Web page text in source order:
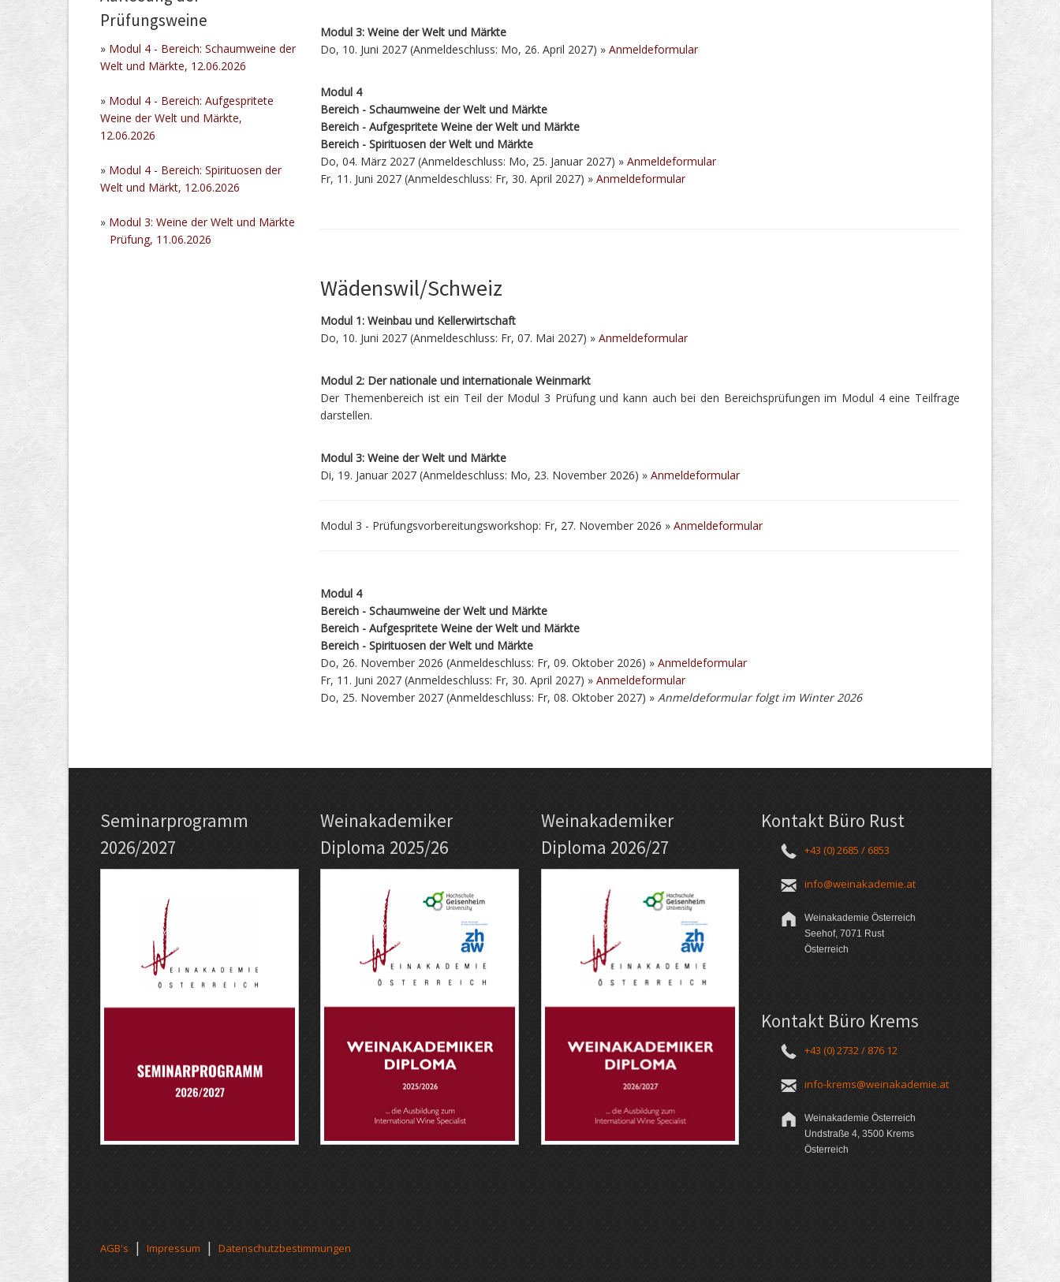
Prüfungsweine
» Modul 4 - Bereich: Schaumweine der
Welt und Märkte, 12.06.2026
» Modul 4 - Bereich: Aufgespritete
Weine der Welt und Märkte,
12.06.2026
» Modul 4 - Bereich: Spirituosen der
Welt und Märkt, 12.06.2026
» Modul 3: Weine der Welt und Märkte
Prüfung, 11.06.2026
Modul 3: Weine der Welt und Märkte
Do, 10. Juni 2027 (Anmeldeschluss: Mo, 26. April 2027) »Anmeldeformular
Modul 4
Bereich - Schaumweine der Welt und Märkte
Bereich - Aufgespritete Weine der Welt und Märkte
Bereich - Spirituosen der Welt und Märkte
Do, 04. März 2027 (Anmeldeschluss: Mo, 25. Januar 2027) »Anmeldeformular
Fr, 11. Juni 2027 (Anmeldeschluss: Fr, 30. April 2027) »Anmeldeformular
Wädenswil/Schweiz
Modul 1: Weinbau und Kellerwirtschaft
Do, 10. Juni 2027 (Anmeldeschluss: Fr, 07. Mai 2027) »Anmeldeformular
Modul 2: Der nationale und internationale Weinmarkt
Der Themenbereich ist ein Teil der Modul 3 Prüfung und kann auch bei den Bereichsprüfungen im Modul 4 eine Teilfrage
darstellen.
Modul 3: Weine der Welt und Märkte
Di, 19. Januar 2027 (Anmeldeschluss: Mo, 23. November 2026) »Anmeldeformular
Modul 3 - Prüfungsvorbereitungsworkshop: Fr, 27. November 2026 »Anmeldeformular
Modul 4
Bereich - Schaumweine der Welt und Märkte
Bereich - Aufgespritete Weine der Welt und Märkte
Bereich - Spirituosen der Welt und Märkte
Do, 26. November 2026 (Anmeldeschluss: Fr, 09. Oktober 2026) »Anmeldeformular
Fr, 11. Juni 2027 (Anmeldeschluss: Fr, 30. April 2027) »Anmeldeformular
Do, 25. November 2027 (Anmeldeschluss: Fr, 08. Oktober 2027) »Anmeldeformular folgt im Winter 2026
Seminarprogramm
2026/2027
Weinakademiker
Diploma 2025/26
Weinakademiker
Diploma 2026/27
Kontakt Büro Rust
+43 (0) 2685 / 6853
info@weinakademie.at
Weinakademie Österreich
Seehof, 7071 Rust
Österreich
Kontakt Büro Krems
+43 (0) 2732 / 876 12
info-krems@weinakademie.at
Weinakademie Österreich
Undstraße 4, 3500 Krems
Österreich
AGB's | Impressum | Datenschutzbestimmungen